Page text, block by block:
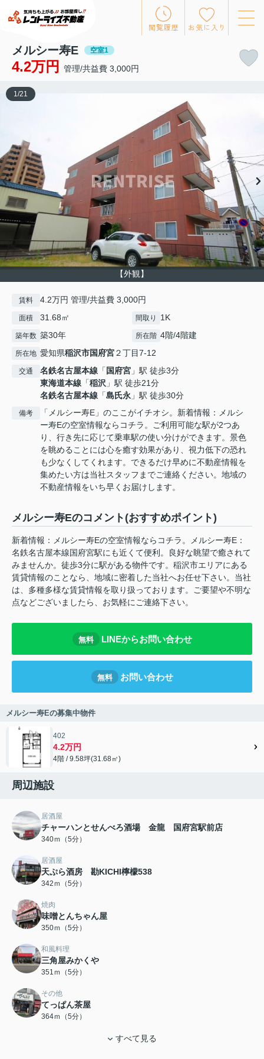
閲覧履歴 お気に入り
メルシー寿E 空室1
4.2万円 管理/共益費 3,000円
【外観】
1 /21
賃料 4.2万円 管理/共益費 3,000円
面積 31.68㎡ 間取り 1K
築年数 築30年 所在階 4階/4階建
所在地 愛知県稲沢市国府宮２丁目7-12
交通 名鉄名古屋本線 「 国府宮 」駅 徒歩3分
東海道本線 「稲沢 」駅 徒歩21分
名鉄名古屋本線 「島氏永 」駅 徒歩30分
備考
「メルシー寿E」のここがイチオシ。新着情報：メルシ
ー寿Eの空室情報ならコチラ。ご利用可能な駅が2つあ
り、行き先に応じて乗車駅の使い分けができます。景色
を眺めることには心を癒す効果があり、視力低下の恐れ
も少なくしてくれます。できるだけ早めに不動産情報を
集めたい方は当社スタッフまでご連絡ください。地域の
不動産情報をいち早くお届けします。
メルシー寿Eのコメント(おすすめポイント)
新着情報：メルシー寿Eの空室情報ならコチラ。メルシー寿E：
名鉄名古屋本線国府宮駅にも近くて便利。良好な眺望で癒されて
みませんか。徒歩3分に駅がある物件です。稲沢市エリアにある
賃貸情報のことなら、地域に密着した当社へお任せ下さい。当社
は、多種多様な賃貸情報を取り扱っております。ご要望や不明な
点などございましたら、お気軽にご連絡下さい。
無料 LINEからお問い合わせ
無料 お問い合わせ
メルシー寿Eの募集中物件
402
4.2万円
4階 / 9.58坪(31.68㎡)
周辺施設
居酒屋
チャーハンとせんべろ酒場 金龍 国府宮駅前店
340ｍ（5分）
居酒屋
天ぷら酒房 勘KICHI檸檬538
342ｍ（5分）
焼肉
味噌とんちゃん屋
350ｍ（5分）
和風料理
三角屋みかくや
351ｍ（5分）
その他
てっぱん茶屋
364ｍ（5分）
すべて見る